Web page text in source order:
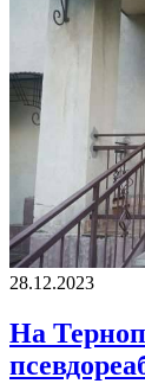
28.12.2023
На